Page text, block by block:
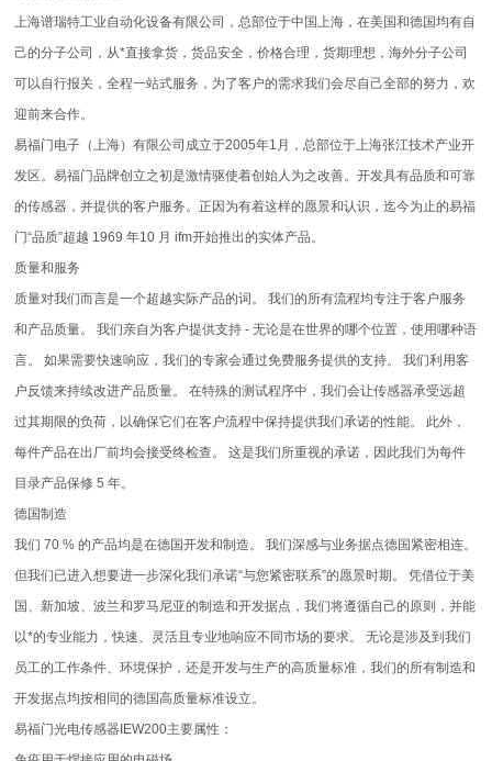
上海谱瑞特工业自动化设备有限公司，总部位于中国上海，在美国和德国均有自
己的分子公司，从*直接拿货，货品安全，价格合理，货期理想，海外分子公司
可以自行报关，全程一站式服务，为了客户的需求我们会尽自己全部的努力，欢
迎前来合作。
易福门电子（上海）有限公司成立于2005年1月，总部位于上海张江技术产业开
发区。易福门品牌创立之初是激情驱使着创始人为之改善。开发具有品质和可靠
的传感器，并提供的客户服务。正因为有着这样的愿景和认识，迄今为止的易福
门“品质”超越 1969 年10 月 ifm开始推出的实体产品。
质量和服务
质量对我们而言是一个超越实际产品的词。 我们的所有流程均专注于客户服务
和产品质量。 我们亲自为客户提供支持 - 无论是在世界的哪个位置，使用哪种语
言。 如果需要快速响应，我们的专家会通过免费服务提供的支持。 我们利用客
户反馈来持续改进产品质量。 在特殊的测试程序中，我们会让传感器承受远超
过其期限的负荷，以确保它们在客户流程中保持提供我们承诺的性能。 此外，
每件产品在出厂前均会接受终检查。 这是我们所重视的承诺，因此我们为每件
目录产品保修 5 年。
德国制造
我们 70 % 的产品均是在德国开发和制造。 我们深感与业务据点德国紧密相连。
但我们已进入想要进一步深化我们承诺“与您紧密联系”的愿景时期。 凭借位于美
国、新加坡、波兰和罗马尼亚的制造和开发据点，我们将遵循自己的原则，并能
以*的专业能力，快速、灵活且专业地响应不同市场的要求。 无论是涉及到我们
员工的工作条件、环境保护，还是开发与生产的高质量标准，我们的所有制造和
开发据点均按相同的德国高质量标准设立。
易福门光电传感器IEW200主要属性：